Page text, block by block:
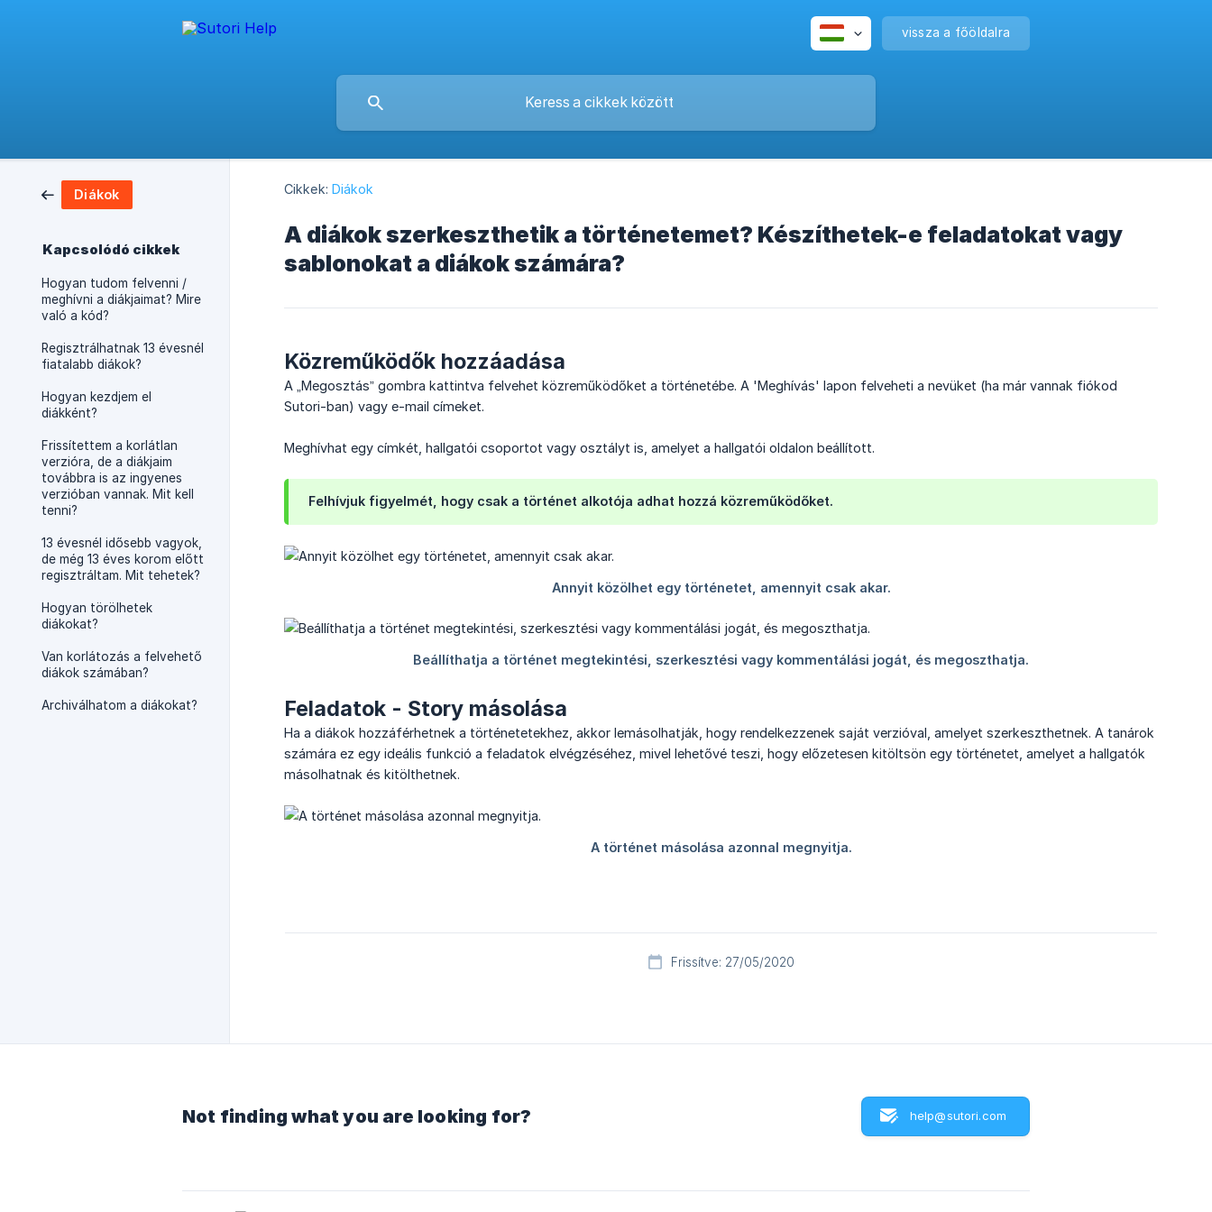
vissza a főöldalra
Diákok
Kapcsolódó cikkek
Hogyan tudom felvenni /
meghívni a diákjaimat? Mire
való a kód?
Regisztrálhatnak 13 évesnél
fiatalabb diákok?
Hogyan kezdjem el
diákként?
Frissítettem a korlátlan
verzióra, de a diákjaim
továbbra is az ingyenes
verzióban vannak. Mit kell
tenni?
13 évesnél idősebb vagyok,
de még 13 éves korom előtt
regisztráltam. Mit tehetek?
Hogyan törölhetek
diákokat?
Van korlátozás a felvehető
diákok számában?
Archiválhatom a diákokat?
Cikkek: Diákok
A diákok szerkeszthetik a történetemet? Készíthetek-e feladatokat vagy
sablonokat a diákok számára?
Közreműködők hozzáadása
A „Megosztás” gombra kattintva felvehet közreműködőket a történetébe. A 'Meghívás' lapon felveheti a nevüket (ha már vannak fiókod
Sutori-ban) vagy e-mail címeket.
Meghívhat egy címkét, hallgatói csoportot vagy osztályt is, amelyet a hallgatói oldalon beállított.
Felhívjuk figyelmét, hogy csak a történet alkotója adhat hozzá közreműködőket.
Feladatok - Story másolása
Ha a diákok hozzáférhetnek a történetetekhez, akkor lemásolhatják, hogy rendelkezzenek saját verzióval, amelyet szerkeszthetnek. A tanárok
számára ez egy ideális funkció a feladatok elvégzéséhez, mivel lehetővé teszi, hogy előzetesen kitöltsön egy történetet, amelyet a hallgatók
másolhatnak és kitölthetnek.
Frissítve: 27/05/2020
Not finding what you are looking for? help@sutori.com